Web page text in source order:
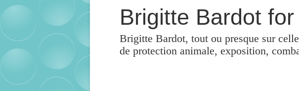
Brigitte Bardot
Brigitte Bardot, tout ou presque sur
de protection animale, exposition,